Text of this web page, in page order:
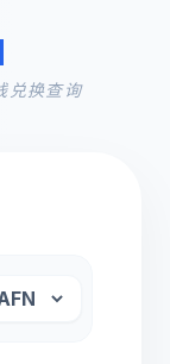
兑换查询